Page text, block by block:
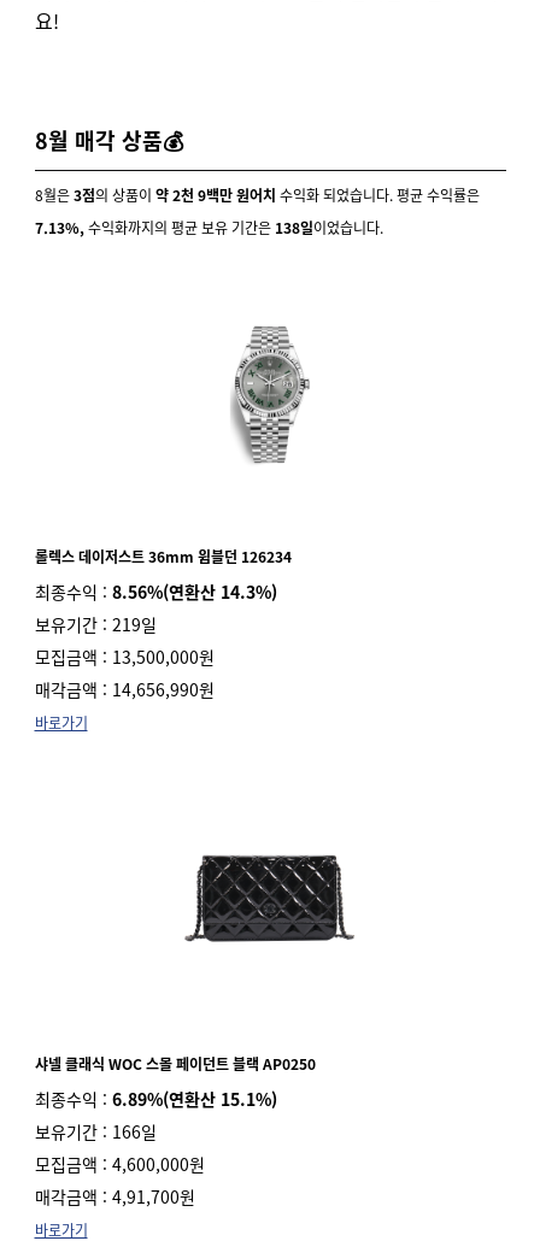
요!
8월 매각 상품💰
8월은3점의 상품이 약 2천 9백만 원어치 수익화 되었습니다. 평균 수익률은
7.13%, 수익화까지의 평균 보유 기간은 138일이었습니다.
롤렉스 데이저스트 36mm 윔블던 126234
최종수익 : 8.56%(연환산 14.3%)
보유기간 : 219일
모집금액 : 13,500,000원
매각금액 : 14,656,990원
바로가기
샤넬 클래식 WOC 스몰 페이던트 블랙 AP0250
최종수익 : 6.89%(연환산 15.1%)
보유기간 : 166일
모집금액 : 4,600,000원
매각금액 : 4,91,700원
바로가기